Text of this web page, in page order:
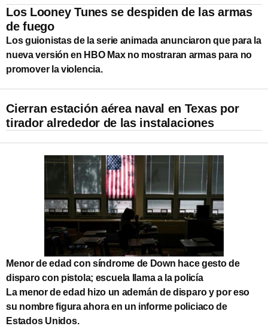
Los Looney Tunes se despiden de las armas
de fuego
Los guionistas de la serie animada anunciaron que para la
nueva versión en HBO Max no mostraran armas para no
promover la violencia.
Cierran estación aérea naval en Texas por
tirador alrededor de las instalaciones
Menor de edad con síndrome de Down hace gesto de
disparo con pistola; escuela llama a la policía
La menor de edad hizo un ademán de disparo y por eso
su nombre figura ahora en un informe policiaco de
Estados Unidos.